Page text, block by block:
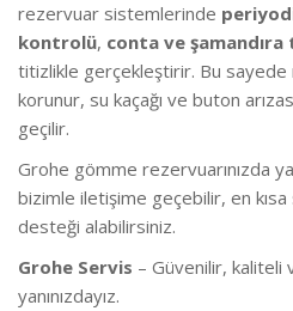
rezervuar sistemlerinde
kontrolü, conta ve şamandıra
titizlikle gerçekleştirir. Bu sayede
korunur, su kaçağı ve buton
geçilir.
Grohe gömme rezervuarınızda
bizimle iletişime geçebilir, en
desteği alabilirsiniz.
Grohe Servis – Güvenilir, kaliteli
yanınızdayız.